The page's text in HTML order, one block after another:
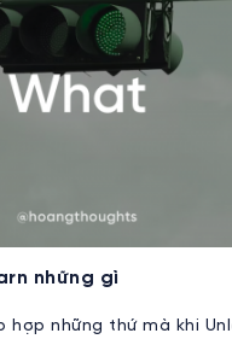
những gì
hợp những thứ mà khi